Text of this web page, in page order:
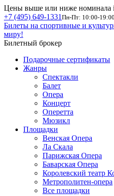
Цены выше или ниже номинала i
+7 (495) 649-1331 Пн-Пт: 10:00-
Билеты на спортивные и
миру!
Билетный брокер
Подарочные сертификаты
Жанры
Спектакли
Балет
Опера
Концерт
Оперетта
Мюзикл
Площадки
Венская Опера
Ла Скала
Парижская Опера
Баварская Опера
Королевский театр
Метрополитен-опера
Все площадки